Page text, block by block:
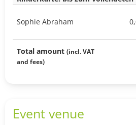
Sophie Abraham
Total amount (incl. VAT
and fees)
Event venue